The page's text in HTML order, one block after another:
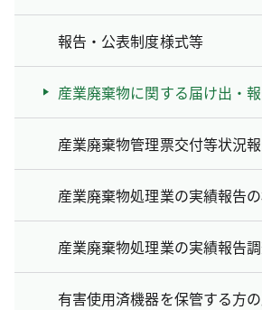
報告・公表制度様式等
産業廃棄物に関する届け出・
産業廃棄物管理票交付等状況
産業廃棄物処理業の実績報告
産業廃棄物処理業の実績報告
有害使用済機器を保管する方